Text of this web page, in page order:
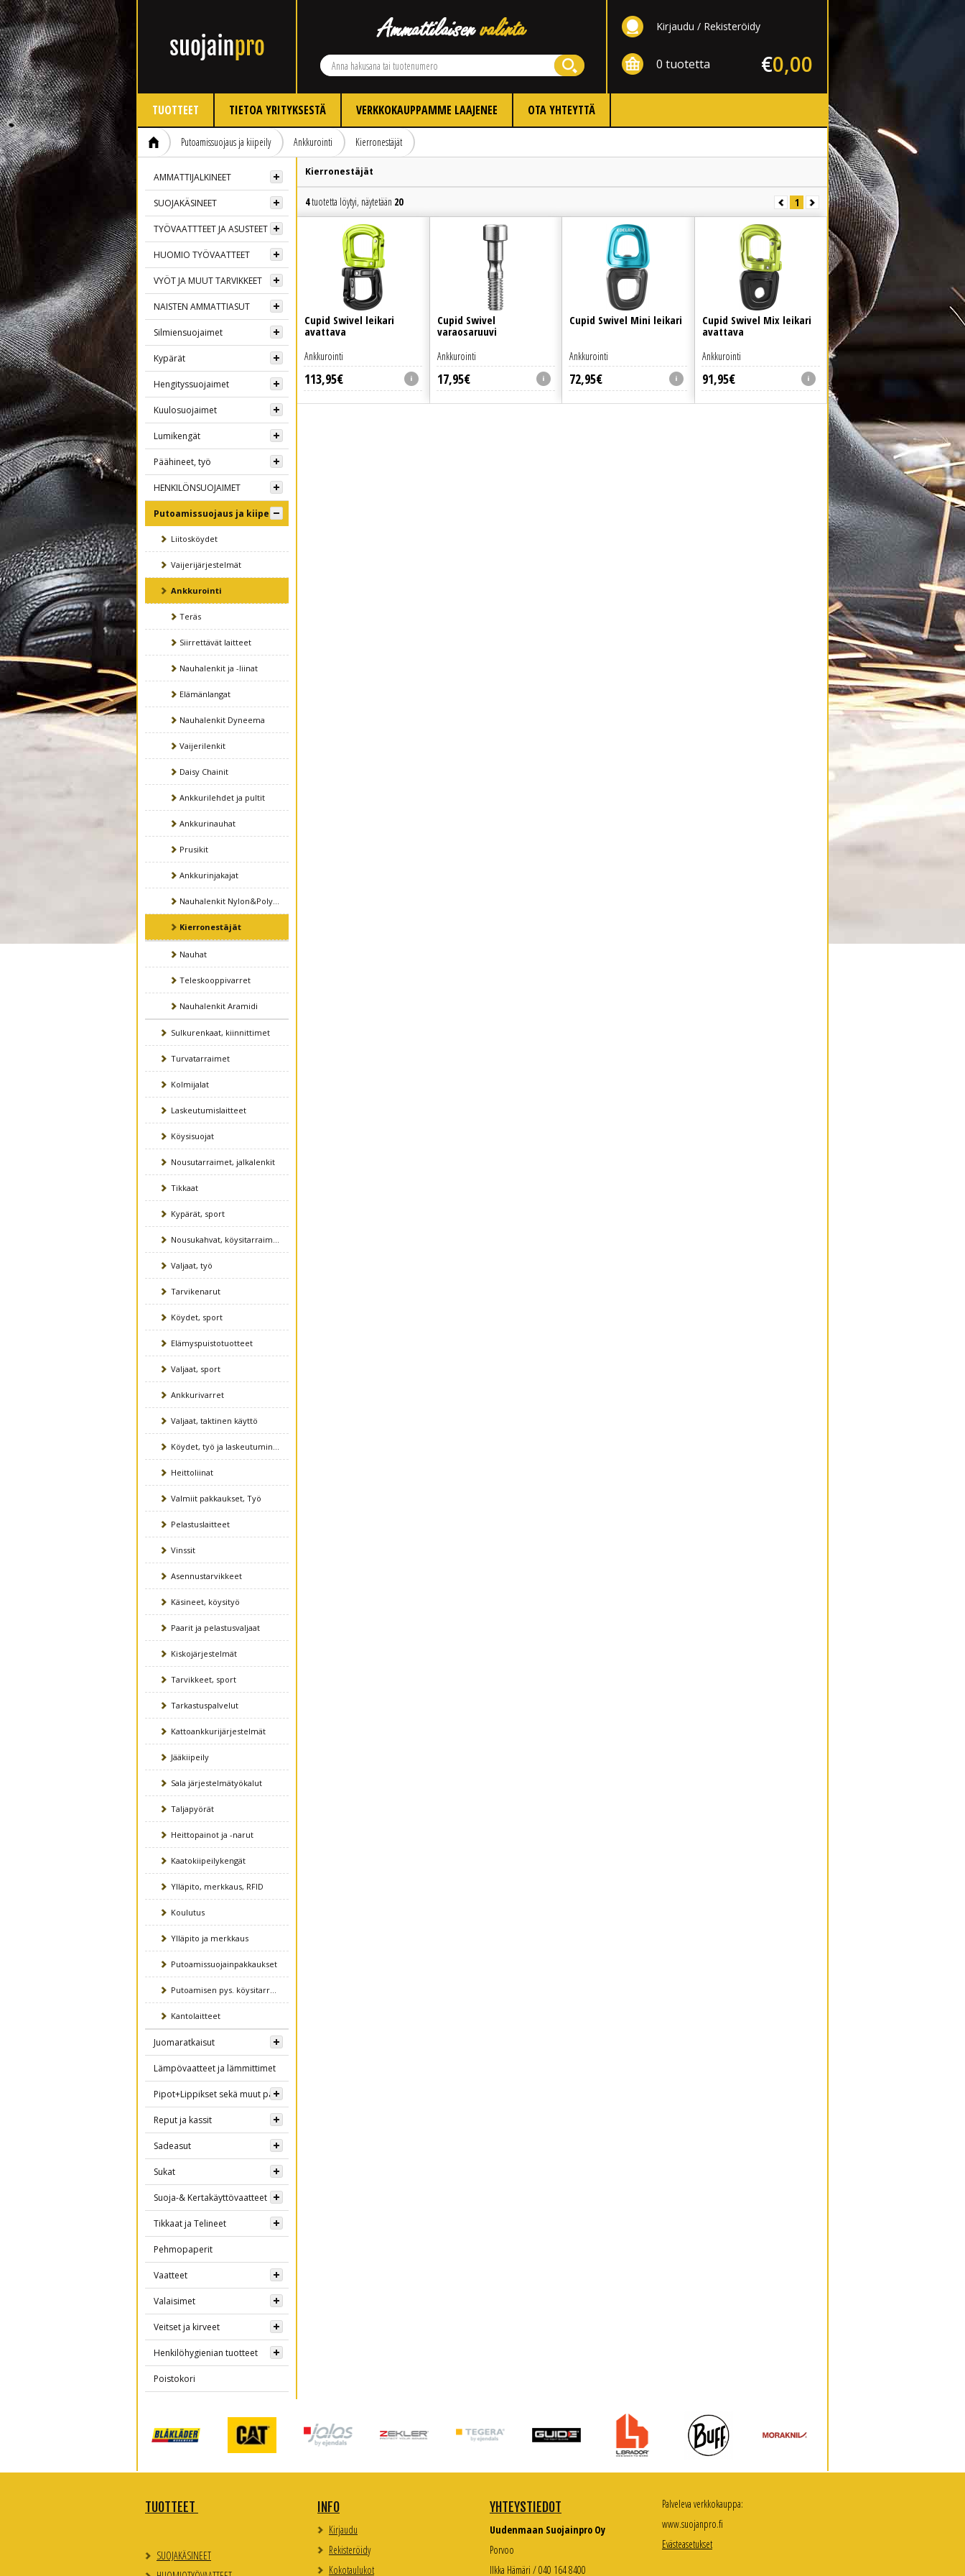
Kirjaudu Rekisteröidy
0 tuotetta 0,00
€
TUOTTEET TIETOA YRITYKSESTÄ VERKKOKAUPPAMME LAAJENEE OTA YHTEYTTÄ
Putoamissuojaus ja kiipeily Ankkurointi Kierronestäjät
AMMATTIJALKINEET
SUOJAKÄSINEET
TYÖVAATTTEET JA ASUSTEET
HUOMIO TYÖVAATTEET
VYÖT JA MUUT TARVIKKEET
NAISTEN AMMATTIASUT
Silmiensuojaimet
Kypärät
Hengityssuojaimet
Kuulosuojaimet
Lumikengät
Päähineet, työ
HENKILÖNSUOJAIMET
Putoamissuojaus ja kiipeily
Liitosköydet
Vaijerijärjestelmät
Ankkurointi
Teräs
Siirrettävät laitteet
Nauhalenkit ja -liinat
Elämänlangat
Nauhalenkit Dyneema
Vaijerilenkit
Daisy Chainit
Ankkurilehdet ja pultit
Ankkurinauhat
Prusikit
Ankkurinjakajat
Nauhalenkit Nylon&Polyesteri
Kierronestäjät
Nauhat
Teleskooppivarret
Nauhalenkit Aramidi
Sulkurenkaat, kiinnittimet
Turvatarraimet
Kolmijalat
Laskeutumislaitteet
Köysisuojat
Nousutarraimet, jalkalenkit
Tikkaat
Kypärät, sport
Nousukahvat, köysitarraimet
Valjaat, työ
Tarvikenarut
Köydet, sport
Elämyspuistotuotteet
Valjaat, sport
Ankkurivarret
Valjaat, taktinen käyttö
Köydet, työ ja laskeutuminen
Heittoliinat
Valmiit pakkaukset, Työ
Pelastuslaitteet
Vinssit
Asennustarvikkeet
Käsineet, köysityö
Paarit ja pelastusvaljaat
Kiskojärjestelmät
Tarvikkeet, sport
Tarkastuspalvelut
Kattoankkurijärjestelmät
Jääkiipeily
Sala järjestelmätyökalut
Taljapyörät
Heittopainot ja -narut
Kaatokiipeilykengät
Ylläpito, merkkaus, RFID
Koulutus
Ylläpito ja merkkaus
Putoamissuojainpakkaukset
Putoamisen pys. köysitarraimet
Kantolaitteet
Juomaratkaisut
Lämpövaatteet ja lämmittimet
Pipot+Lippikset sekä muut päähineet
Reput ja kassit
Sadeasut
Sukat
Suoja-& Kertakäyttövaatteet
Tikkaat ja Telineet
Pehmopaperit
Vaatteet
Valaisimet
Veitset ja kirveet
Henkilöhygienian tuotteet
Poistokori
Kierronestäjät
4tuotetta löytyi, näytetään 20Edellinen 1
Cupid Swivel leikari
avattava
113,95€
Ankkurointi
Cupid Swivel
varaosaruuvi
17,95€
Ankkurointi
Cupid Swivel Mini leikari
72,95€
Ankkurointi
Cupid Swivel Mix leikari
avattava
91,95€
Ankkurointi
Lue lisää
TUOTTEET
SUOJAKÄSINEET
INFO
Kirjaudu
Rekisteröidy
Kokotaulukot
YHTEYSTIEDOT
Uudenmaan Suojainpro Oy
Porvoo
Ilkka Hämäri / 040 164 8400
Palveleva verkkokauppa:
www.suojanpro.fi
Evästeasetukset